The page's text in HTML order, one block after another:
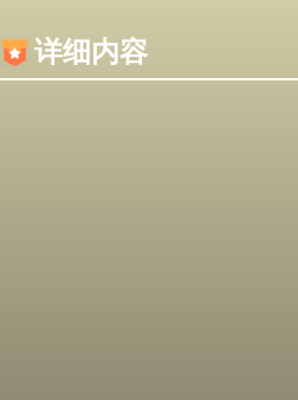
详细内容